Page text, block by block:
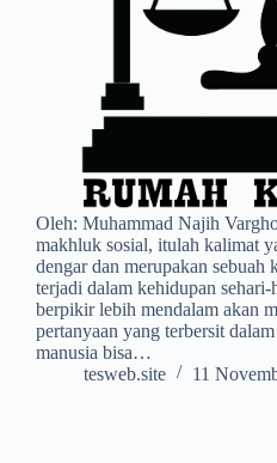
Oleh: Muhammad Najih
makhluk sosial, itulah kalimat
dengar dan merupakan sebuah
terjadi dalam kehidupan
berpikir lebih mendalam akan
pertanyaan yang terbersit
manusia bisa…
tesweb.site
11